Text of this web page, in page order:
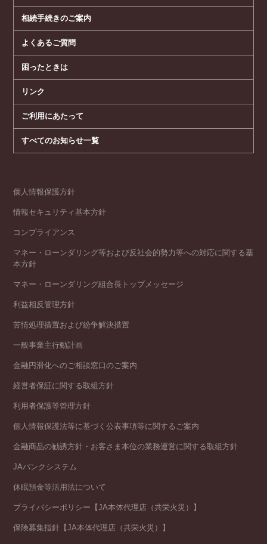
相続手続きのご案内
よくあるご質問
困ったときは
リンク
ご利用にあたって
すべてのお知らせ一覧
個人情報保護方針
情報セキュリティ基本方針
コンプライアンス
マネー・ローンダリング等および反社会的勢力等への対応に関する基
本方針
マネー・ローンダリング組合長トップメッセージ
利益相反管理方針
苦情処理措置および紛争解決措置
一般事業主行動計画
金融円滑化へのご相談窓口のご案内
経営者保証に関する取組方針
利用者保護等管理方針
個人情報保護法等に基づく公表事項等に関するご案内
金融商品の勧誘方針・お客さま本位の業務運営に関する取組方針
JAバンクシステム
休眠預金等活用法について
プライバシーポリシー【JA本体代理店（共栄火災）】
保険募集指針【JA本体代理店（共栄火災）】